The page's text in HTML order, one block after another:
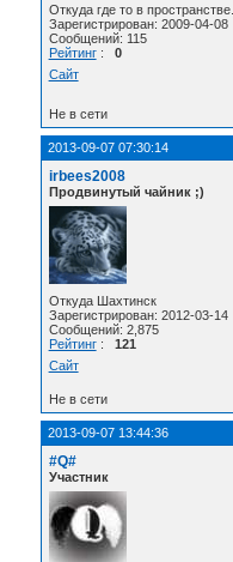
Откуда где то в пространстве...
Зарегистрирован: 2009-04-08
Сообщений: 115
Рейтинг: 0
Сайт
Не в сети
2013-09-07 07:30:14
irbees2008
Продвинутый чайник ;)
Откуда Шахтинск
Зарегистрирован: 2012-03-14
Сообщений: 2,875
Рейтинг: 121
Сайт
Не в сети
2013-09-07 13:44:36
#Q#
Участник